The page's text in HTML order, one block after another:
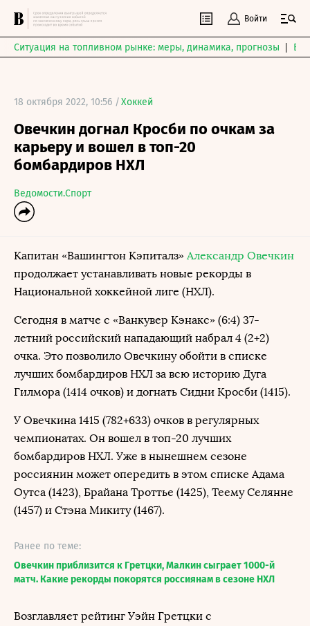
Войти
Ситуация на топливном рынке: меры, динамика, прогнозы
18 октября 2022, 10:56 /Хоккей
Овечкин догнал Кросби по очкам за
карьеру и вошел в топ-20
бомбардиров НХЛ
Ведомости.Спорт
Капитан «Вашингтон Кэпиталз» Александр Овечкин
продолжает устанавливать новые рекорды в
Национальной хоккейной лиге (НХЛ).
Сегодня в матче с «Ванкувер Кэнакс» (6:4) 37-
летний российский нападающий набрал 4 (2+2)
очка. Это позволило Овечкину обойти в списке
лучших бомбардиров НХЛ за всю историю Дуга
Гилмора (1414 очков) и догнать Сидни Кросби (1415).
У Овечкина 1415 (782+633) очков в регулярных
чемпионатах. Он вошел в топ-20 лучших
бомбардиров НХЛ. Уже в нынешнем сезоне
россиянин может опередить в этом списке Адама
Оутса (1423), Брайана Троттье (1425), Теему Селянне
(1457) и Стэна Микиту (1467).
Ранее по теме:
Овечкин приблизится к Гретцки, Малкин сыграет 1000-й
матч. Какие рекорды покорятся россиянам в сезоне НХЛ
Возглавляет рейтинг Уэйн Гретцки с